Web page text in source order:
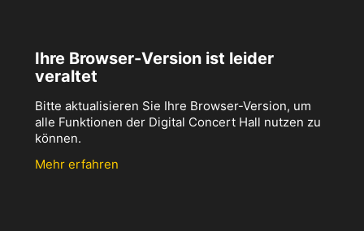
Ihre Browser-Version ist leider
veraltet
Bitte aktualisieren Sie Ihre Browser-Version, um
alle Funktionen der Digital Concert Hall nutzen zu
können.
Mehr erfahren